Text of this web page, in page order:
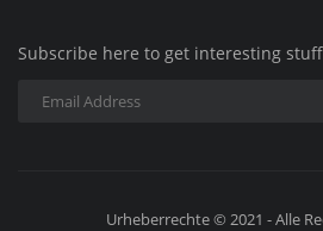
Subscribe here to get interesting
Urheberrechte © 2021 - Alle